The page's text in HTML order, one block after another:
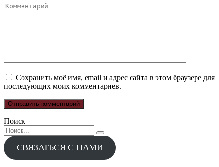
Комментарий
Сохранить моё имя, email и адрес сайта в этом браузере для
последующих моих комментариев.
Поиск
Search
for:
СВЯЗАТЬСЯ С НАМИ